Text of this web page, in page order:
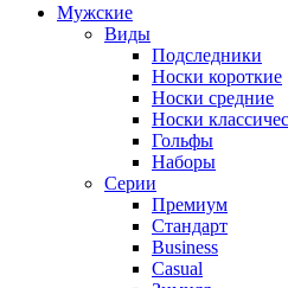
Мужские
Виды
Подследники
Носки короткие
Носки средние
Носки
Гольфы
Наборы
Серии
Премиум
Стандарт
Business
Casual